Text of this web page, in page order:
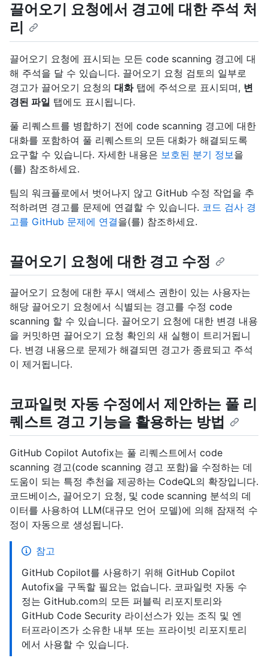
끌어오기 요청에서 경고에 대한 주석 처
리
끌어오기 요청에 표시되는 모든 code scanning 경고에 대
해 주석을 달 수 있습니다. 끌어오기 요청 검토의 일부로
경고가 끌어오기 요청의 대화탭에 주석으로 표시되며, 변
경된 파일 탭에도 표시됩니다.
풀 리퀘스트를 병합하기 전에 code scanning 경고에 대한
대화를 포함하여 풀 리퀘스트의 모든 대화가 해결되도록
요구할 수 있습니다. 자세한 내용은 보호된 분기 정보 을
(를) 참조하세요.
팀의 워크플로에서 벗어나지 않고 GitHub 수정 작업을 추
적하려면 경고를 문제에 연결할 수 있습니다. 코드 검사 경
고를 GitHub 문제에 연결을(를) 참조하세요.
끌어오기 요청에 대한 경고 수정
끌어오기 요청에 대한 푸시 액세스 권한이 있는 사용자는
해당 끌어오기 요청에서 식별되는 경고를 수정 code
scanning 할 수 있습니다. 끌어오기 요청에 대한 변경 내용
을 커밋하면 끌어오기 요청 확인의 새 실행이 트리거됩니
다. 변경 내용으로 문제가 해결되면 경고가 종료되고 주석
이 제거됩니다.
코파일럿 자동 수정에서 제안하는 풀 리
퀘스트 경고 기능을 활용하는 방법
GitHub Copilot Autofix는 풀 리퀘스트에서 code
scanning 경고(code scanning 경고 포함)을 수정하는 데
도움이 되는 특정 추천을 제공하는 CodeQL의 확장입니다.
코드베이스, 끌어오기 요청, 및 code scanning 분석의 데
이터를 사용하여 LLM(대규모 언어 모델)에 의해 잠재적 수
정이 자동으로 생성됩니다.
참고
GitHub Copilot를 사용하기 위해 GitHub Copilot
Autofix을 구독할 필요는 없습니다. 코파일럿 자동 수
정는 GitHub.com의 모든 퍼블릭 리포지토리와
GitHub Code Security 라이선스가 있는 조직 및 엔
터프라이즈가 소유한 내부 또는 프라이빗 리포지토리
에서 사용할 수 있습니다.